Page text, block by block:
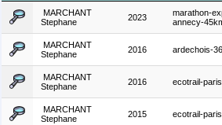
MARCHANT
Stephane
2023
marathon-
annecy-
MARCHANT
Stephane
2016 ardechois-
MARCHANT
Stephane
2016 ecotrail-
MARCHANT
Stephane
2015 ecotrail-